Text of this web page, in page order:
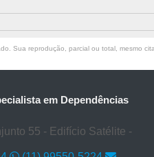
Sua reprodução, parcial ou total, mesmo
em Dependências
55 - Edifício Satélite -